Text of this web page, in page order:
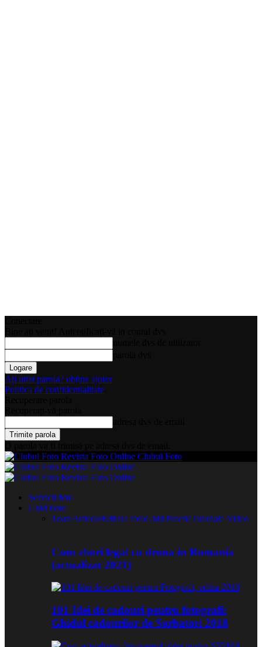
Ați uitat parola? obține ajutor
Politica de confidentialitate
Clubul Foto
Servicii foto
Ghid Foto
ToateArticoleEditare fotoGhid PracticTutoriale Video
Cum zbori legal cu drona in Romania
(actualizat 2021)
101 Idei de cadouri pentru fotografi:
Ghidul cadourilor de Sarbatori 2018